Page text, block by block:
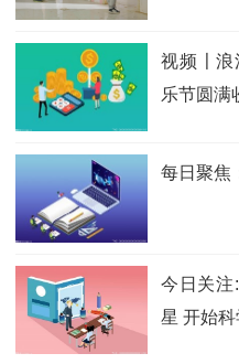
视频〡浪
乐节圆满
每日聚焦
今日关注
星 开始科